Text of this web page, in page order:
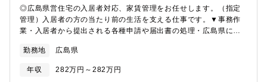
◎広島県営住宅の入居者対応、家賃管理をお任せします。（指定
管理）入居者の方の当たり前の生活を支える仕事です。▼事務作
業・入居者から提出される各種申請や届出書の処理・広島県に提
名、住所など)・発送物の準備や郵送処理▼入居者対応・入居者か
らの入電対応(室内外の修繕依頼や問い合わせ、相談など)・広島県
や協力業者への連絡や調整、折衝など・手続きに必要な計算や確
勤務地 広島県
年収 282万円～282万円